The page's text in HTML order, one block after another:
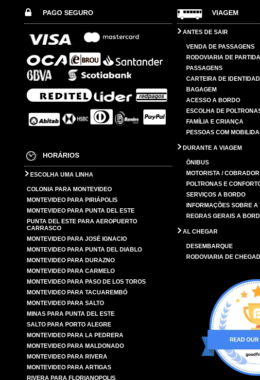
PAGO SEGURO
HORÁRIOS
ESCOLHA UMA LINHA
COLONIA PARA MONTEVIDEO
MONTEVIDEO PARA PIRIÁPOLIS
MONTEVIDEO PARA PUNTA DEL ESTE
PUNTA DEL ESTE PARA AEROPUERTO
CARRASCO
MONTEVIDEO PARA JOSÉ IGNACIO
MONTEVIDEO PARA PUNTA DEL DIABLO
MONTEVIDEO PARA DURAZNO
MONTEVIDEO PARA CARMELO
MONTEVIDEO PARA PASO DE LOS TOROS
MONTEVIDEO PARA TACUAREMBÓ
MONTEVIDEO PARA SALTO
MINAS PARA PUNTA DEL ESTE
SALTO PARA PORTO ALEGRE
MONTEVIDEO PARA LA PEDRERA
MONTEVIDEO PARA MALDONADO
MONTEVIDEO PARA RIVERA
MONTEVIDEO PARA ARTIGAS
RIVERA PARA FLORIANOPOLIS
VIAGEM
ANTES DE SAIR
VENDA DE PASSAGENS
RODOVIARIA DE PARTIDA
PASSAGENS
CARTEIRA DE
BAGAGEM
ACESSO A BORDO
ESCOLHA DE
FAMÍLIA E CRIANÇA
PESSOAS COM
DURANTE A VIAGEM
ÔNIBUS
MOTORISTA / COBRADOR
POLTRONAS E
SERVIÇOS A BORDO
INFORMAÇÕES SOBRE A
REGRAS GERAIS A
AL CHEGAR
DESEMBARQUE
RODOVIARIA DE